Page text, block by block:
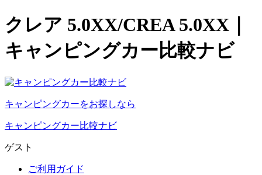
クレア 5.0XX/CREA 5.0XX｜
キャンピングカー比較ナビ
キャンピングカーをお探しなら
キャンピングカー比較ナビ
ゲスト
ご利用ガイド